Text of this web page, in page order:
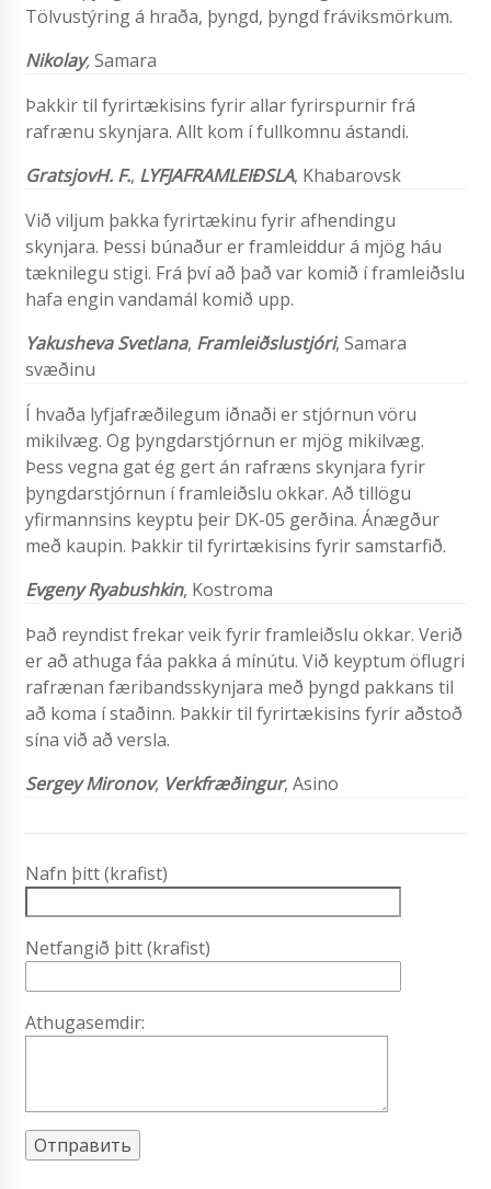
Tölvustýring á hraða, þyngd, þyngd fráviksmörkum.
Nikolay,Samara
Þakkir til fyrirtækisins fyrir allar fyrirspurnir frá
rafrænu skynjara. Allt kom í fullkomnu ástandi.
GratsjovH. F., LYFJAFRAMLEIÐSLA, Khabarovsk
Við viljum þakka fyrirtækinu fyrir afhendingu
skynjara. Þessi búnaður er framleiddur á mjög háu
tæknilegu stigi. Frá því að það var komið í framleiðslu
hafa engin vandamál komið upp.
YakushevaSvetlana, Framleiðslustjóri, Samara
svæðinu
Í hvaða lyfjafræðilegum iðnaði er stjórnun vöru
mikilvæg. Og þyngdarstjórnun er mjög mikilvæg.
Þess vegna gat ég gert án rafræns skynjara fyrir
þyngdarstjórnun í framleiðslu okkar. Að tillögu
yfirmannsins keyptu þeir DK-05 gerðina. Ánægður
með kaupin. Þakkir til fyrirtækisins fyrir samstarfið.
Evgeny Ryabushkin, Kostroma
Það reyndist frekar veik fyrir framleiðslu okkar. Verið
er að athuga fáa pakka á mínútu. Við keyptum öflugri
rafrænan færibandsskynjara með þyngd pakkans til
að koma í staðinn. Þakkir til fyrirtækisins fyrir aðstoð
sína við að versla.
Sergey Mironov, Verkfræðingur, Asino
Nafn þitt (krafist)
Netfangið þitt (krafist)
Athugasemdir: